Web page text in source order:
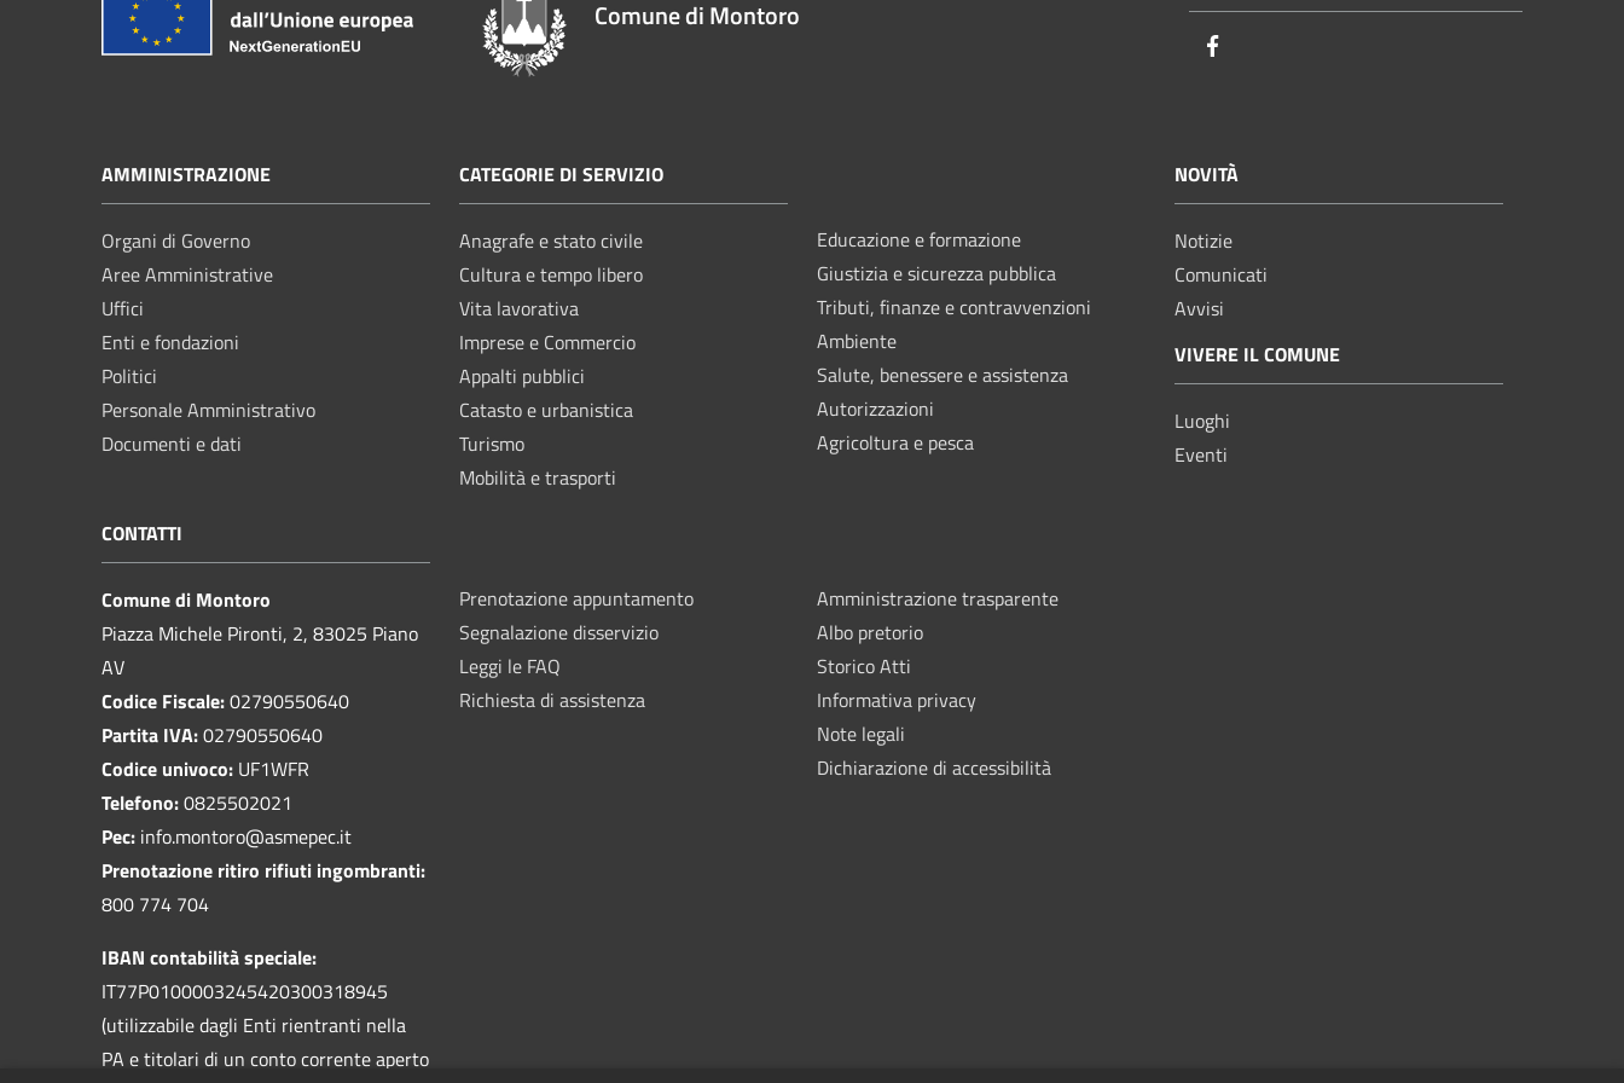
Comune di Montoro
AMMINISTRAZIONE
Organi di Governo
Aree Amministrative
Uffici
Enti e fondazioni
Politici
Personale Amministrativo
Documenti e dati
CATEGORIE DI SERVIZIO
Anagrafe e stato civile
Cultura e tempo libero
Vita lavorativa
Imprese e Commercio
Appalti pubblici
Catasto e urbanistica
Turismo
Mobilità e trasporti
Educazione e formazione
Giustizia e sicurezza pubblica
Tributi, finanze e contravvenzioni
Ambiente
Salute, benessere e assistenza
Autorizzazioni
Agricoltura e pesca
NOVITÀ
Notizie
Comunicati
Avvisi
VIVERE IL COMUNE
Luoghi
Eventi
CONTATTI
Comune di Montoro
Piazza Michele Pironti, 2, 83025 Piano
AV
Codice Fiscale:02790550640
Partita IVA:02790550640
Codice univoco: UF1WFR
Telefono:0825502021
Pec: info.montoro@asmepec.it
Prenotazione ritiro rifiuti ingombranti:
800 774 704
IBAN contabilità speciale:
IT77P0100003245420300318945
(utilizzabile dagli Enti rientranti nella
PA e titolari di un conto corrente aperto
Prenotazione appuntamento
Segnalazione disservizio
Leggi le FAQ
Richiesta di assistenza
Amministrazione trasparente
Albo pretorio
Storico Atti
Informativa privacy
Note legali
Dichiarazione di accessibilità